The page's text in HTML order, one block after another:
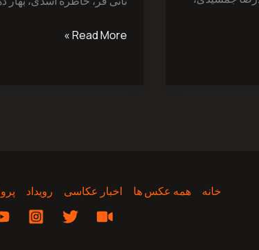
Read More »
خانه همه عکس ها اخبار عکاسی رویداد